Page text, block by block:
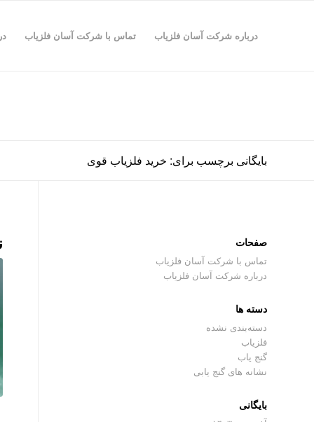
درباره شرکت آسان فلزیاب تماس با شرکت آسان فلزیاب
بایگانی برچسب برای: خرید فلزیاب قوی
صفحات
تماس با شرکت آسان فلزیاب
درباره شرکت آسان فلزیاب
دسته ها
دسته‌بندی نشده
فلزیاب
گنج یاب
نشانه های گنج یابی
بایگانی